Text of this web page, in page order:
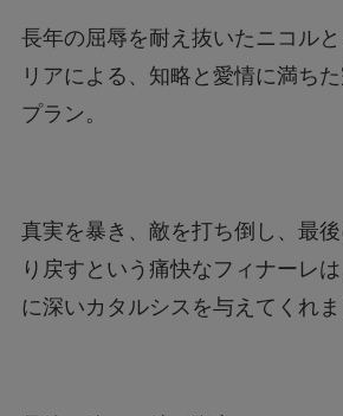
長年の屈辱を耐え抜いたニコル
リアによる、知略と愛情に満ち
プラン。
真実を暴き、敵を打ち倒し、最
り戻すという痛快なフィナーレ
に深いカタルシスを与えてくれま